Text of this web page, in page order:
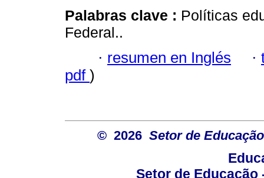
Palabras clave : Políticas
Federal..
· resumen en Inglés ·
pdf )
© 2026 Setor de
Setor de Educação